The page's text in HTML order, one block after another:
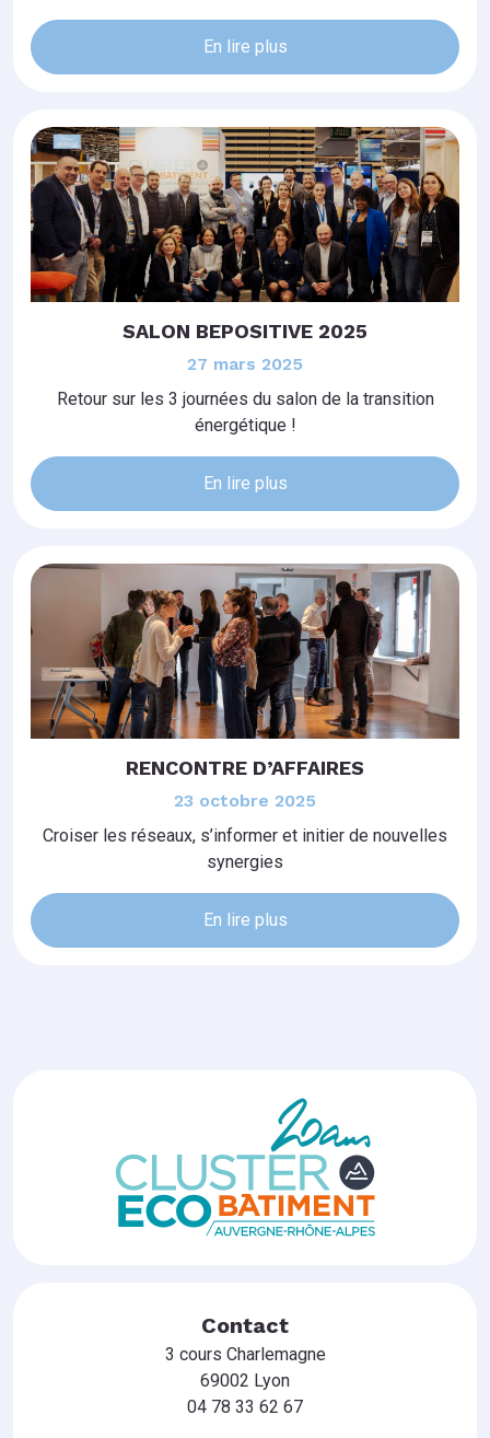
En lire plus
SALON BEPOSITIVE 2025
27 mars 2025
Retour sur les 3 journées du salon de la transition
énergétique !
En lire plus
RENCONTRE D’AFFAIRES
23 octobre 2025
Croiser les réseaux, s’informer et initier de nouvelles
synergies
En lire plus
Contact
3 cours Charlemagne
69002 Lyon
04 78 33 62 67